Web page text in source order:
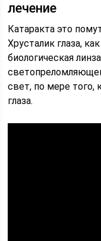
лечение
Катаракта это
Хрусталик глаза,
биологическая
свет, по мере того,
глаза.